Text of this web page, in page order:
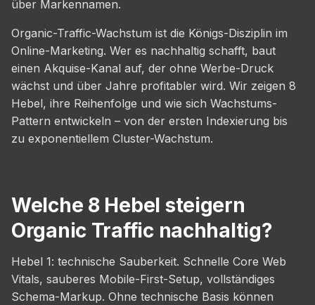
über Markennamen.
Organic-Traffic-Wachstum ist die Königs-Disziplin im
Online-Marketing. Wer es nachhaltig schafft, baut
einen Akquise-Kanal auf, der ohne Werbe-Druck
wächst und über Jahre profitabler wird. Wir zeigen 8
Hebel, ihre Reihenfolge und wie sich Wachstums-
Pattern entwickeln – von der ersten Indexierung bis
zu exponentiellem Cluster-Wachstum.
Welche 8 Hebel steigern
Organic Traffic nachhaltig?
Hebel 1: technische Sauberkeit. Schnelle Core Web
Vitals, sauberes Mobile-First-Setup, vollständiges
Schema-Markup. Ohne technische Basis können